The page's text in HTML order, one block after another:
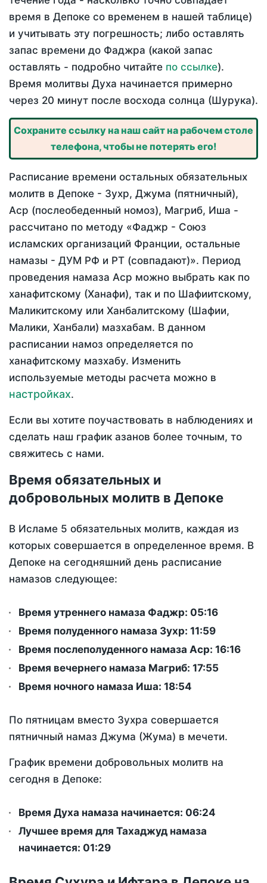
время в Депоке со временем в нашей таблице)
и учитывать эту погрешность; либо оставлять
запас времени до Фаджра (какой запас
оставлять - подробно читайте по ссылке).
Время молитвы Духа начинается примерно
через 20 минут после восхода солнца (Шурука).
Сохраните ссылку на наш сайт на рабочем столе
телефона, чтобы не потерять его!
Расписание времени остальных обязательных
молитв в Депоке - Зухр, Джума (пятничный),
Аср (послеобеденный номоз), Магриб, Иша -
рассчитано по методу «Фаджр - Союз
исламских организаций Франции, остальные
намазы - ДУМ РФ и РТ (совпадают)». Период
проведения намаза Аср можно выбрать как по
ханафитскому (Ханафи), так и по Шафиитскому,
Маликитскому или Ханбалитскому (Шафии,
Малики, Ханбали) мазхабам. В данном
расписании намоз определяется по
ханафитскому мазхабу. Изменить
используемые методы расчета можно в
настройках.
Если вы хотите поучаствовать в наблюдениях и
сделать наш график азанов более точным, то
свяжитесь с нами.
Время обязательных и
добровольных молитв в Депоке
В Исламе 5 обязательных молитв, каждая из
которых совершается в определенное время. В
Депоке на сегодняшний день расписание
намазов следующее:
Время утреннего намаза Фаджр: 05:16
Время полуденного намаза Зухр: 11:59
Время послеполуденного намаза Аср: 16:16
Время вечернего намаза Магриб: 17:55
Время ночного намаза Иша: 18:54
По пятницам вместо Зухра совершается
пятничный намаз Джума (Жума) в мечети.
График времени добровольных молитв на
сегодня в Депоке:
Время Духа намаза начинается: 06:24
Лучшее время для Тахаджуд намаза
начинается: 01:29